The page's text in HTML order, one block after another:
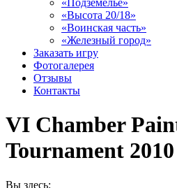
«Подземелье»
«Высота 20/18»
«Воинская часть»
«Железный город»
Заказать игру
Фотогалерея
Отзывы
Контакты
VI Chamber
Tournament 2010
Вы здесь: